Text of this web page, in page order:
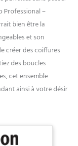
Professional –
bien être la
et son
créer des coiffures
des boucles
cet ensemble
ainsi à votre désir